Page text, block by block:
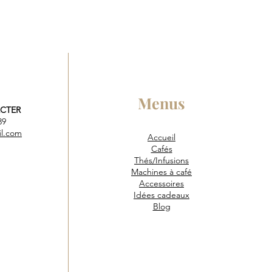
Menus
Accueil
Cafés
Thés/Infusions
Machines à café
Accessoires
Idées cadeaux
Blog